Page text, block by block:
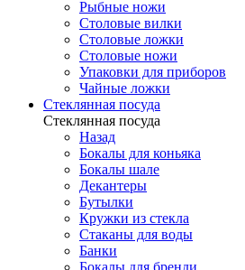
Рыбные ножи
Столовые вилки
Столовые ложки
Столовые ножи
Упаковки для приборов
Чайные ложки
Стеклянная посуда
Стеклянная посуда
Назад
Бокалы для коньяка
Бокалы шале
Декантеры
Бутылки
Кружки из стекла
Стаканы для воды
Банки
Бокалы для бренди